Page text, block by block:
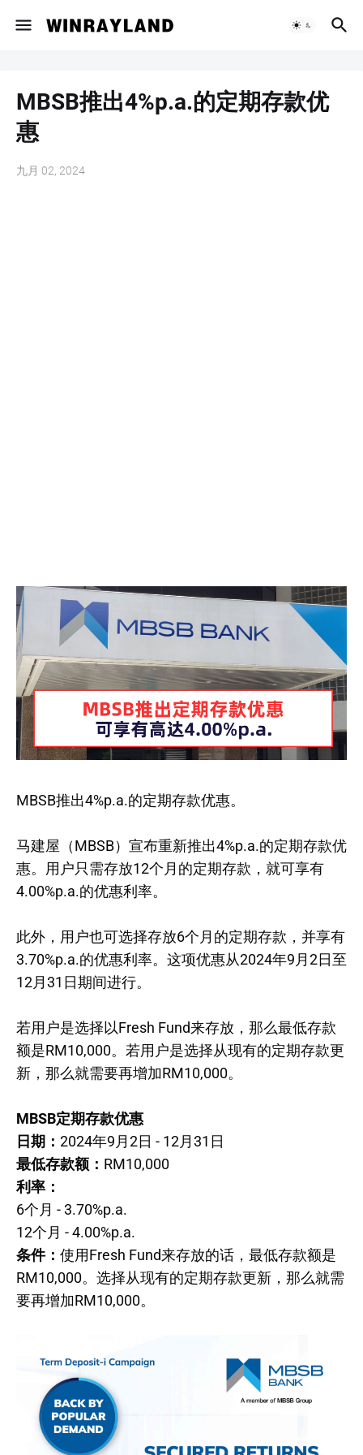
MBSB推出4%p.a.的定期存款优
惠
九月 02, 2024
MBSB推出4%p.a.的定期存款优惠。
马建屋（MBSB）宣布重新推出4%p.a.的定期存款优
惠。用户只需存放12个月的定期存款，就可享有
4.00%p.a.的优惠利率。
此外，用户也可选择存放6个月的定期存款，并享有
3.70%p.a.的优惠利率。这项优惠从2024年9月2日至
12月31日期间进行。
若用户是选择以Fresh Fund来存放，那么最低存款
额是RM10,000。若用户是选择从现有的定期存款更
新，那么就需要再增加RM10,000。
MBSB定期存款优惠
日期： 2024年9月2日 - 12月31日
最低存款额： RM10,000
利率：
6个月 - 3.70%p.a.
12个月 - 4.00%p.a.
条件： 使用Fresh Fund来存放的话，最低存款额是
RM10,000。选择从现有的定期存款更新，那么就需
要再增加RM10,000。